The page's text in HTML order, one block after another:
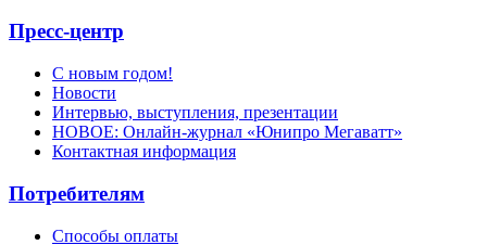
Пресс-центр
С новым годом!
Новости
Интервью, выступления, презентации
НОВОЕ: Онлайн-журнал «Юнипро Мегаватт»
Контактная информация
Потребителям
Способы оплаты